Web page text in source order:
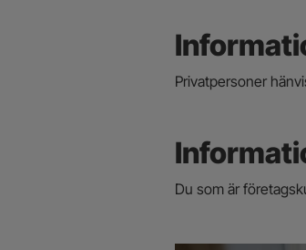
Privatpersoner
Du som är